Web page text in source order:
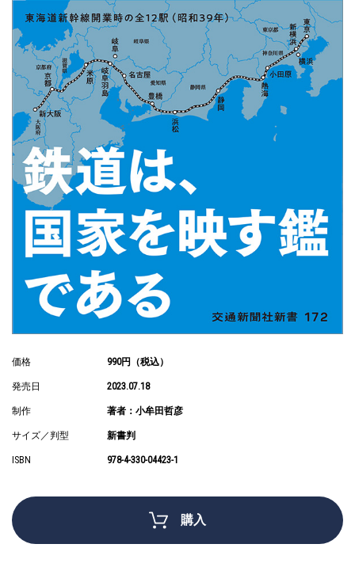
価格 990円（税込）
発売日 2023.07.18
制作 著者：小牟田哲彦
サイズ／判型 新書判
ISBN 978-4-330-04423-1
購入